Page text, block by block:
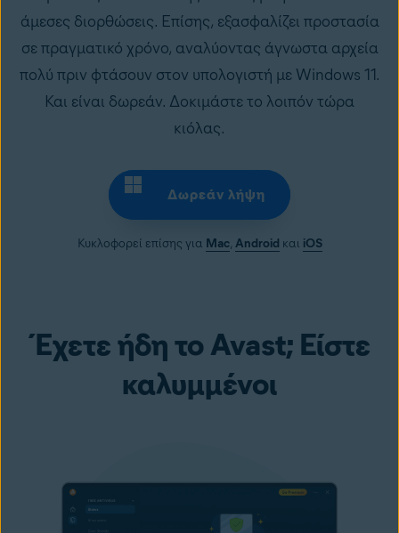
άμεσες διορθώσεις. Επίσης, εξασφαλίζει προστασία
σε πραγματικό χρόνο, αναλύοντας άγνωστα αρχεία
πολύ πριν φτάσουν στον υπολογιστή με Windows 11.
Και είναι δωρεάν. Δοκιμάστε το λοιπόν τώρα
κιόλας.
Δωρεάν λήψη
Κυκλοφορεί επίσης για Mac, Android και iOS
Έχετε ήδη το Avast; Είστε
καλυμμένοι